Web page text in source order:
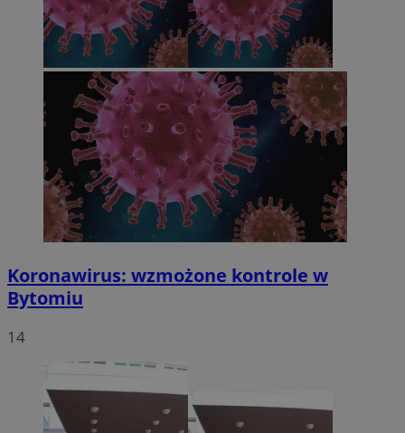
Koronawirus: wzmożone kontrole w
Bytomiu
14